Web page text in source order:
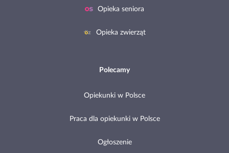
Opieka seniora
Opieka zwierząt
Polecamy
Opiekunki w Polsce
Praca dla opiekunki w Polsce
Ogłoszenie